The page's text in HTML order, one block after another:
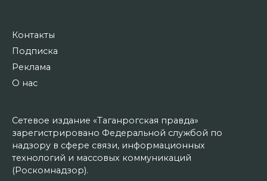
Контакты
Подписка
Реклама
О нас
Сетевое издание «Таганрогская правда»
зарегистрировано Федеральной службой по
надзору в сфере связи, информационных
технологий и массовых коммуникаций
(Роскомнадзор).